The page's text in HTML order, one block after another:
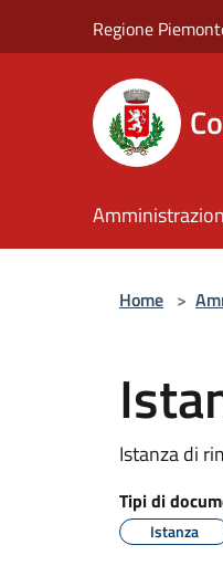
Regione
Home >
Istanza di
Tipi di
Istanza